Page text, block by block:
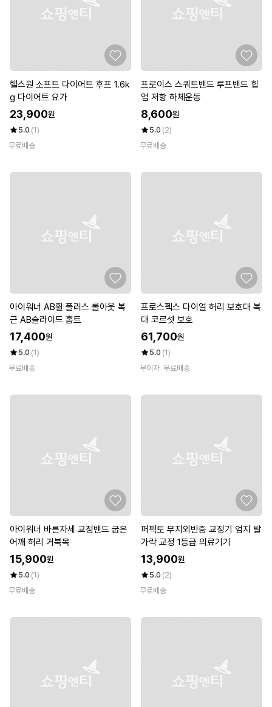
헬스원 소프트 다이어트 후프 1.6k
g 다이어트 요가
23,900원
5.0 (1)
무료배송
프로이스 스쿼트밴드 루프밴드 힙
업 저항 하체운동
8,600원
5.0 (2)
무료배송
아이워너 AB휠 플러스 롤아웃 복
근 AB슬라이드 홈트
17,400원
5.0 (1)
무료배송
프로스펙스 다이얼 허리 보호대 복
대 코르셋 보호
61,700원
5.0 (1)
무이자 무료배송
아이워너 바른자세 교정밴드 굽은
어깨 허리 거북목
15,900원
5.0 (1)
무료배송
퍼펙토 무지외반증 교정기 엄지 발
가락 교정 1등급 의료기기
13,900원
5.0 (2)
무료배송